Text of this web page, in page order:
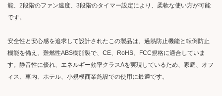
能、2段階のファン速度、3段階のタイマー設定により、柔軟な使い方が可能
です。
安全性と安心感を追求して設計されたこの製品は、過熱防止機能と転倒防止
機能を備え、難燃性ABS樹脂製で、CE、RoHS、FCC規格に適合していま
す。静音性に優れ、エネルギー効率クラスAを実現しているため、家庭、オフ
ィス、車内、ホテル、小規模商業施設での使用に最適です。